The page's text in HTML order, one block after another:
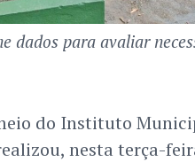
dados para avaliar
do Instituto
nesta terça-